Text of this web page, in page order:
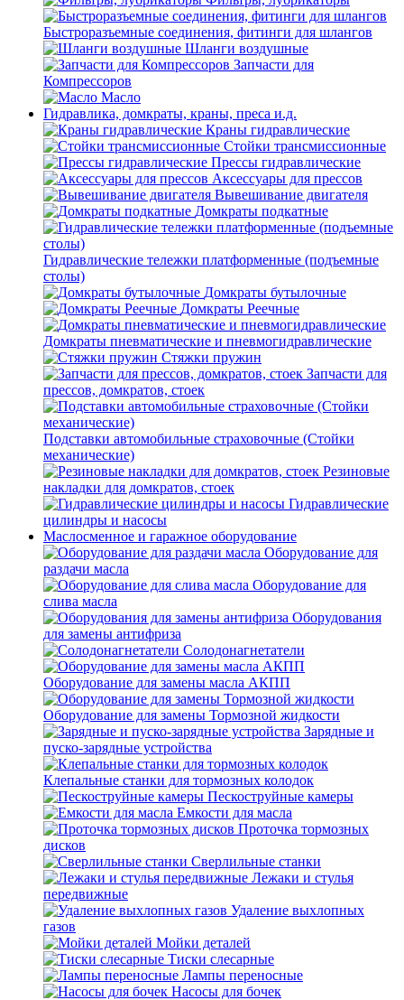
Быстроразъемные соединения, фитинги для шлангов
Шланги воздушные
Запчасти для
Компрессоров
Масло
Гидравлика, домкраты, краны, преса и.д.
Краны гидравлические
Стойки трансмиссионные
Прессы гидравлические
Аксессуары для прессов
Вывешивание двигателя
Домкраты подкатные
Гидравлические тележки платформенные (подъемные
столы)
Домкраты бутылочные
Домкраты Реечные
Домкраты пневматические и пневмогидравлические
Стяжки пружин
Запчасти для
прессов, домкратов, стоек
Подставки автомобильные страховочные (Стойки
механические)
Резиновые
накладки для домкратов, стоек
Гидравлические
цилиндры и насосы
Маслосменное и гаражное оборудование
Оборудование для
раздачи масла
Оборудование для
слива масла
Оборудования
для замены антифриза
Солодонагнетатели
Оборудование для замены масла АКПП
Оборудование для замены Тормозной жидкости
Зарядные и
пуско-зарядные устройства
Клепальные станки для тормозных колодок
Пескоструйные камеры
Емкости для масла
Проточка тормозных
дисков
Сверлильные станки
Лежаки и стулья
передвижные
Удаление выхлопных
газов
Мойки деталей
Тиски слесарные
Лампы переносные
Насосы для бочек